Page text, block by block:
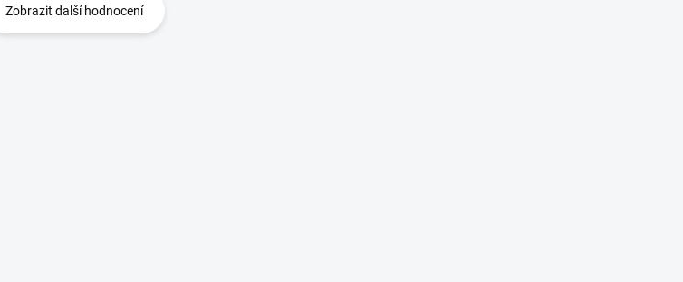
Zobrazit další hodnocení